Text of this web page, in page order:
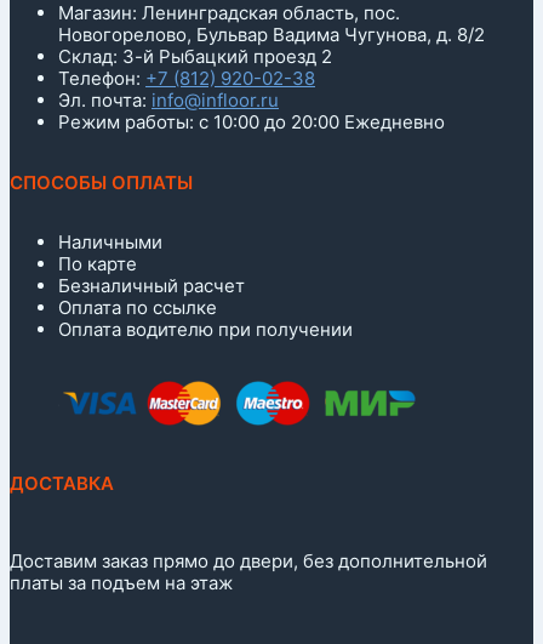
Магазин: Ленинградская область, пос.
Новогорелово, Бульвар Вадима Чугунова, д. 8/2
Склад: 3-й Рыбацкий проезд 2
Телефон: +7 (812) 920-02-38
Эл. почта: info@infloor.ru
Режим работы: с 10:00 до 20:00 Ежедневно
СПОСОБЫ ОПЛАТЫ
Наличными
По карте
Безналичный расчет
Оплата по ссылке
Оплата водителю при получении
ДОСТАВКА
Доставим заказ прямо до двери, без дополнительной
платы за подъем на этаж